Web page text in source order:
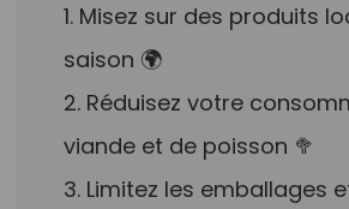
1. Misez sur des produits
saison 🌍
2. Réduisez votre
viande et de poisson 🥦
3. Limitez les emballages